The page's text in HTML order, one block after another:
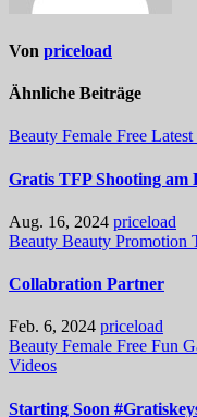
Von priceload
Ähnliche Beiträge
Beauty Female Free Latest
Gratis TFP Shooting am
Aug. 16, 2024 priceload
Beauty Beauty Promotion
Collabration Partner
Feb. 6, 2024 priceload
Beauty Female Free Fun
Videos
Starting Soon